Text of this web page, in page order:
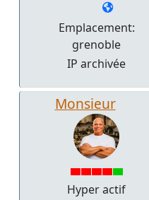
Emplacement:
grenoble
IP archivée
Monsieur
Hyper actif